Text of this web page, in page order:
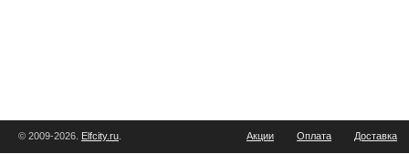
© 2009-2026. Elfcity.ru Акции Оплата Доставка